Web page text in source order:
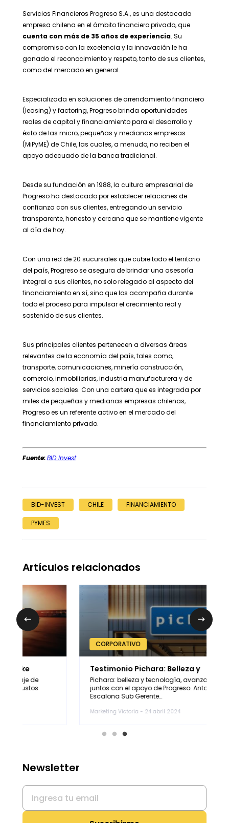
Servicios Financieros Progreso S.A., es una destacada
empresa chilena en el ámbito financiero privado, que
cuenta con más de 35 años de experiencia. Su
compromiso con la excelencia y la innovación le ha
ganado el reconocimiento y respeto, tanto de sus clientes,
como del mercado en general.
Especializada en soluciones de arrendamiento financiero
(leasing) y factoring, Progreso brinda oportunidades
reales de capital y financiamiento para el desarrollo y
éxito de las micro, pequeñas y medianas empresas
(MiPyME) de Chile, las cuales, a menudo, no reciben el
apoyo adecuado de la banca tradicional.
Desde su fundación en 1988, la cultura empresarial de
Progreso ha destacado por establecer relaciones de
confianza con sus clientes, entregando un servicio
transparente, honesto y cercano que se mantiene vigente
al día de hoy.
Con una red de 20 sucursales que cubre todo el territorio
del país, Progreso se asegura de brindar una asesoría
integral a sus clientes, no solo relegado al aspecto del
financiamiento en sí, sino que los acompaña durante
todo el proceso para impulsar el crecimiento real y
sostenido de sus clientes.
Sus principales clientes pertenecen a diversas áreas
relevantes de la economía del país, tales como,
transporte, comunicaciones, minería construcción,
comercio, inmobiliarias, industria manufacturera y de
servicios sociales. Con una cartera que es integrada por
miles de pequeñas y medianas empresas chilenas,
Progreso es un referente activo en el mercado del
financiamiento privado.
Fuente:BID Invest
BID-INVEST CHILE FINANCIAMIENTO
PYMES
Artículos relacionados
Testimonio Pichara: Belleza y
Pichara: belleza y tecnología, avanzando
juntos con el apoyo de Progreso. Antonio
Escalona Sub Gerente…
Marketing Victoria - 24 abril 2024
Newsletter